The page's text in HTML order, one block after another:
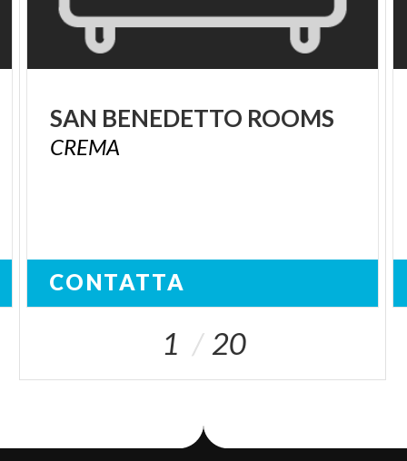
SAN BENEDETTO ROOMS
CREMA
CONTATTA
1 20